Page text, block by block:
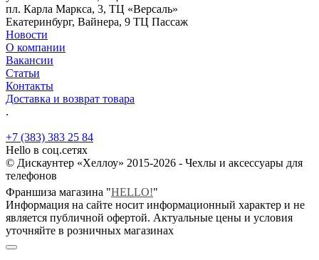
пл. Карла Маркса, 3, ТЦ «Версаль»
Екатеринбург, Вайнера, 9 ТЦ Пассаж
Новости
О компании
Вакансии
Статьи
Контакты
Доставка и возврат товара
.
+7 (383) 383 25 84
Hello в соц.сетях
© Дискаунтер «Хеллоу» 2015-2026 - Чехлы и аксессуары для
телефонов
Франшиза магазина "HELLO!"
Информация на сайте носит информационный характер и не
является публичной офертой. Актуальные цены и условия
уточняйте в розничных магазинах